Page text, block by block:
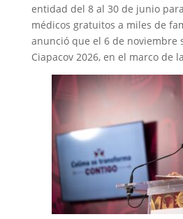
entidad del 8 al 30 de junio
médicos gratuitos a miles de
anunció que el 6 de noviembre
Ciapacov 2026, en el marco de